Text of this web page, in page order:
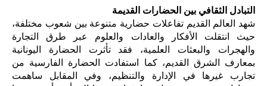
التبادل الثقافي بين الحضارات القديمة
شهد العالم القديم تفاعلات حضارية متنوعة بين شعوب مختلفة،
حيث انتقلت الأفكار والعادات والعلوم عبر طرق التجارة
والهجرات والبعثات العلمية، فقد تأثرت الحضارة اليونانية
بمعارف الشرق القديم، كما استفادت الحضارة الفارسية من
تجارب غيرها في الإدارة والتنظيم، وفي المقابل ساهمت